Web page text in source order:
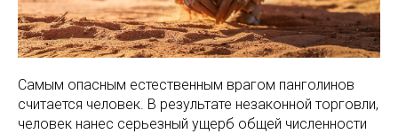
Самым опасным естественным врагом панголинов
считается человек. В результате незаконной торговли,
человек нанес серьезный ущерб общей численности